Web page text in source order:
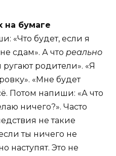
на бумаге
«Что будет, если я
сдам». А что реально
родители». «Я
«Мне будет
Потом напиши: «А что
ничего?». Часто
не такие
ты ничего не
наступят. Это не